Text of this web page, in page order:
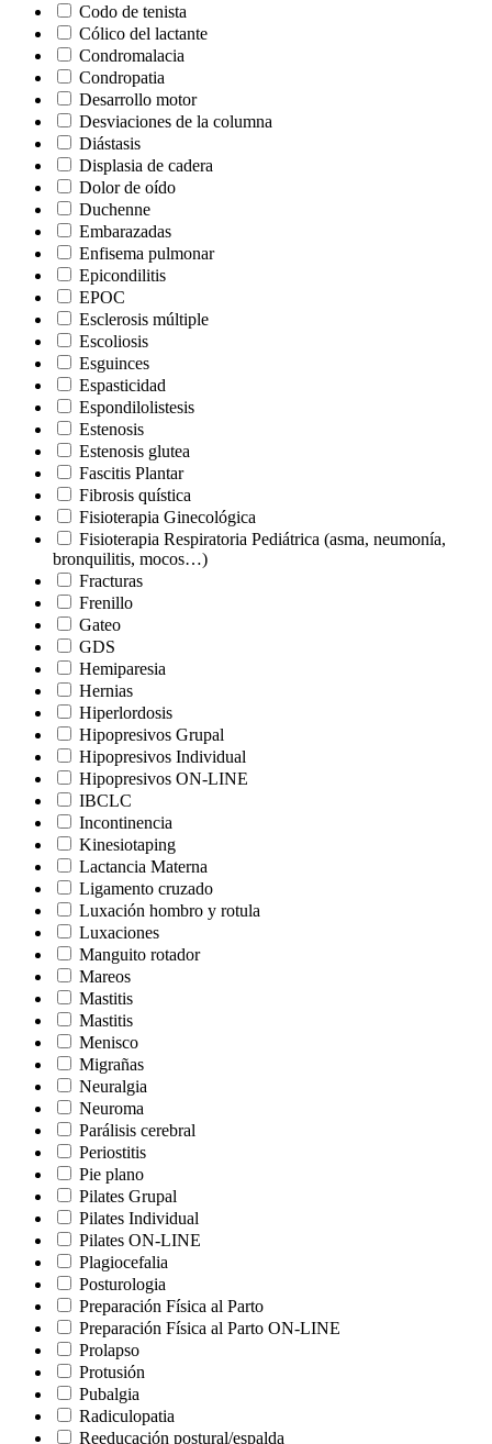
Codo de tenista
Cólico del lactante
Condromalacia
Condropatia
Desarrollo motor
Desviaciones de la columna
Diástasis
Displasia de cadera
Dolor de oído
Duchenne
Embarazadas
Enfisema pulmonar
Epicondilitis
EPOC
Esclerosis múltiple
Escoliosis
Esguinces
Espasticidad
Espondilolistesis
Estenosis
Estenosis glutea
Fascitis Plantar
Fibrosis quística
Fisioterapia Ginecológica
Fisioterapia Respiratoria Pediátrica (asma, neumonía,
bronquilitis, mocos…)
Fracturas
Frenillo
Gateo
GDS
Hemiparesia
Hernias
Hiperlordosis
Hipopresivos Grupal
Hipopresivos Individual
Hipopresivos ON-LINE
IBCLC
Incontinencia
Kinesiotaping
Lactancia Materna
Ligamento cruzado
Luxación hombro y rotula
Luxaciones
Manguito rotador
Mareos
Mastitis
Mastitis
Menisco
Migrañas
Neuralgia
Neuroma
Parálisis cerebral
Periostitis
Pie plano
Pilates Grupal
Pilates Individual
Pilates ON-LINE
Plagiocefalia
Posturologia
Preparación Física al Parto
Preparación Física al Parto ON-LINE
Prolapso
Protusión
Pubalgia
Radiculopatia
Reeducación postural/espalda